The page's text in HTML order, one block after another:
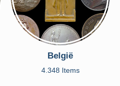
België
4.348 Items